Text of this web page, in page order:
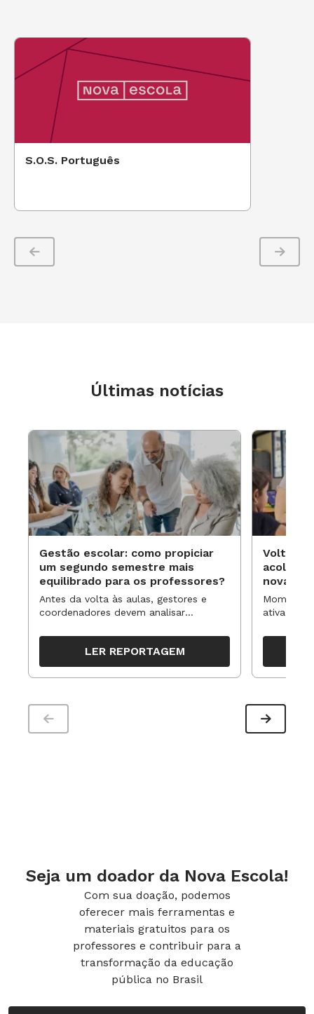
S.O.S. Português
Últimas notícias
Gestão escolar: como propiciar
um segundo semestre mais
equilibrado para os professores?
Antes da volta às aulas, gestores e
coordenadores devem analisar
organizar ações para orientar o
trabalho pedagógico ao longo do
período
LER REPORTAGEM
Volta às
novas
ativa
propostas
Seja um doador da Nova Escola!
Com sua doação, podemos
oferecer mais ferramentas e
materiais gratuitos para os
professores e contribuir para a
transformação da educação
pública no Brasil